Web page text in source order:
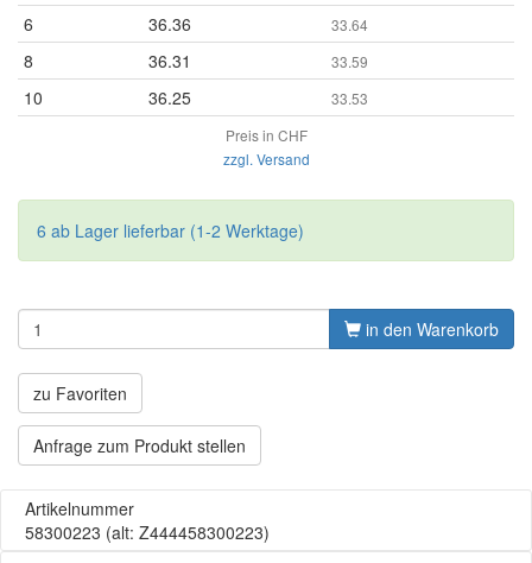
6 36.36 33.64
8 36.31 33.59
10 36.25
33.53
Preis in CHF
zzgl. Versand
6 ab Lager lieferbar (1-2 Werktage)
in den Warenkorb
zu Favoriten
Anfrage zum Produkt stellen
Artikelnummer
58300223 (alt: Z444458300223)